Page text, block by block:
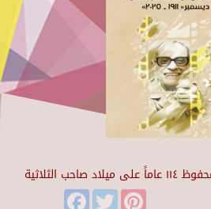
الثلاثية
FacebookTwitter